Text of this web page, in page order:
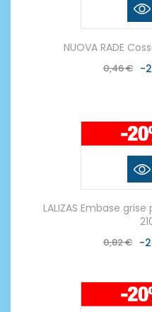
NUOVA RADE
0,46 € -
LALIZAS Embase
0,82 € -